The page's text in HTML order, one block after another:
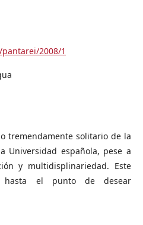
2008/1
tremendamente solitario de la
Universidad española, pese a
y multidisplinariedad. Este
hasta el punto de desear